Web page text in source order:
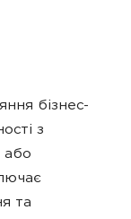
бізнес-
з
або
та